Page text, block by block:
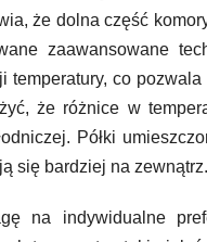
że dolna część
zaawansowane
temperatury, co
że różnice w
Półki
się bardziej na zewnątrz.
na indywidualne